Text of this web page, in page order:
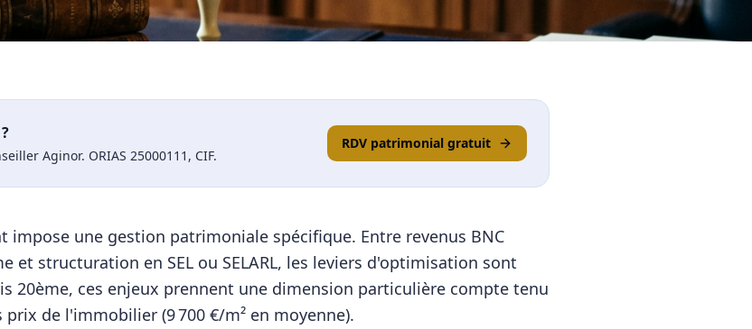
Aginor. ORIAS 25000111, CIF.
RDV patrimonial gratuit
impose une gestion patrimoniale spécifique. Entre revenus BNC
et structuration en SEL ou SELARL, les leviers d'optimisation sont
20ème, ces enjeux prennent une dimension particulière compte tenu
prix de l'immobilier (9 700 €/m² en moyenne).